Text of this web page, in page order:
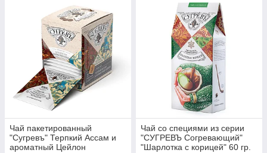
Чай пакетированный
"Сугревъ" Терпкий Ассам и
ароматный Цейлон
Чай со специями из серии
"СУГРЕВЪ Согревающий"
"Шарлотка с корицей" 60 гр.